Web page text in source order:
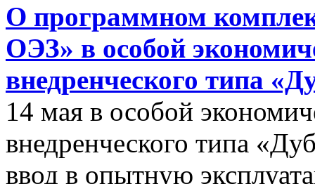
О программном
ОЭЗ» в особой
внедренческого типа
14 мая в особой
внедренческого типа
ввод в опытную